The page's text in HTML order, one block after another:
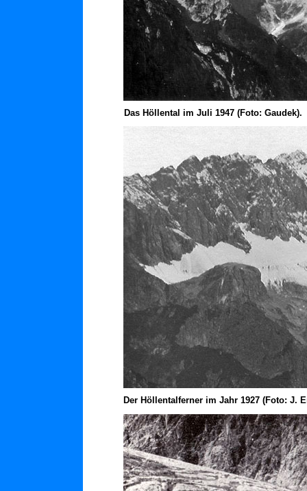
Der Höllentalferner im Jahr 1927 (Foto: J.
Das Höllental im Juli 1947 (Foto: Gaudek).